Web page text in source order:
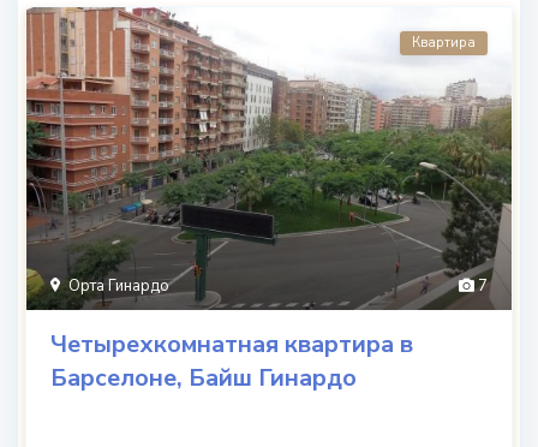
7
Орта Гинардо
Квартира
Четырехкомнатная квартира в
Барселоне, Байш Гинардо